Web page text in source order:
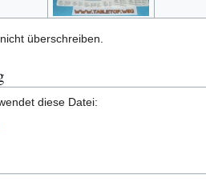
überschreiben.
diese Datei: